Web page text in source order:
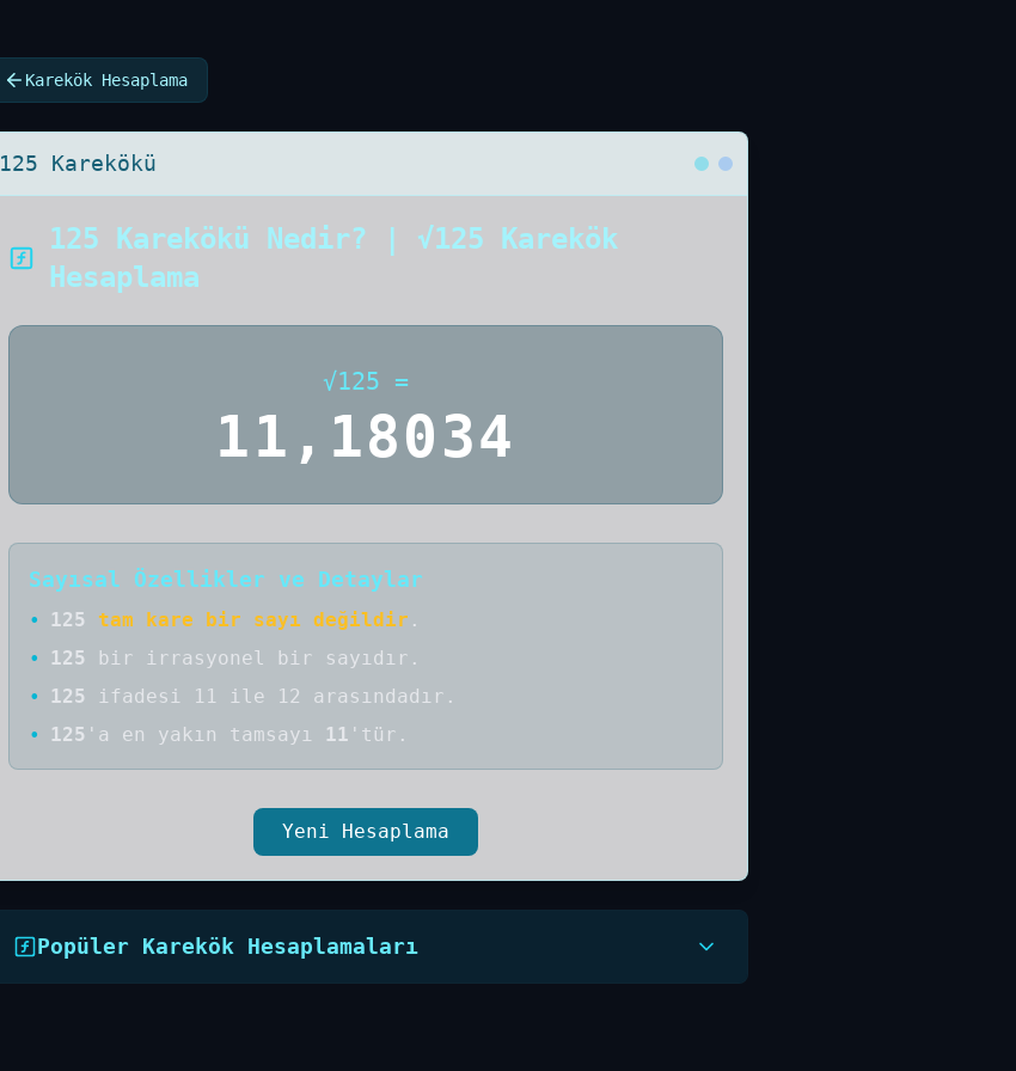
Karekök Hesaplama
125 Karekökü
125 Karekökü Nedir? | √125 Karekök
Hesaplama
√125 =
11,18034
Sayısal Özellikler ve Detaylar
• 125 tam kare bir sayı değildir .
•
125 bir irrasyonel bir sayıdır .
•
125
ifadesi 11 ile 12 arasındadır.
•
125 'a en yakın tamsayı 11 'tür.
Yeni Hesaplama
Popüler Karekök Hesaplamaları